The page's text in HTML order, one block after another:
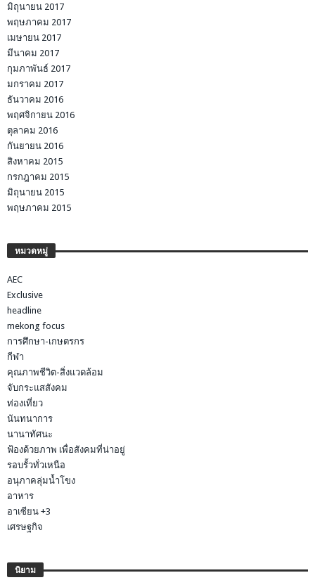
มิถุนายน 2017
พฤษภาคม 2017
เมษายน 2017
มีนาคม 2017
กุมภาพันธ์ 2017
มกราคม 2017
ธันวาคม 2016
พฤศจิกายน 2016
ตุลาคม 2016
กันยายน 2016
สิงหาคม 2015
กรกฎาคม 2015
มิถุนายน 2015
พฤษภาคม 2015
หมวดหมู่
AEC
Exclusive
headline
mekong focus
การศึกษา-เกษตรกร
กีฬา
คุณภาพชีวิต-สิ่งแวดล้อม
จับกระแสสังคม
ท่องเที่ยว
นันทนาการ
นานาทัศนะ
ฟ้องด้วยภาพ เพื่อสังคมที่น่าอยู่
รอบรั้วทั่วเหนือ
อนุภาคลุ่มน้ำโขง
อาหาร
อาเซียน +3
เศรษฐกิจ
นิยาม